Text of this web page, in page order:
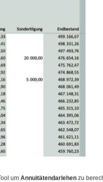
um Annuitätendarlehen zu